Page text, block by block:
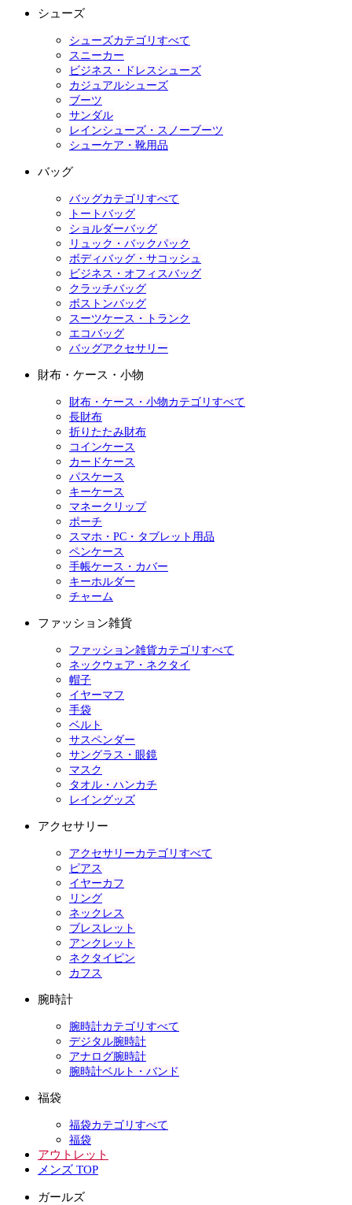
シューズ
シューズカテゴリすべて
スニーカー
ビジネス・ドレスシューズ
カジュアルシューズ
ブーツ
サンダル
レインシューズ・スノーブーツ
シューケア・靴用品
バッグ
バッグカテゴリすべて
トートバッグ
ショルダーバッグ
リュック・バックパック
ボディバッグ・サコッシュ
ビジネス・オフィスバッグ
クラッチバッグ
ボストンバッグ
スーツケース・トランク
エコバッグ
バッグアクセサリー
財布・ケース・小物
財布・ケース・小物カテゴリすべて
長財布
折りたたみ財布
コインケース
カードケース
パスケース
キーケース
マネークリップ
ポーチ
スマホ・PC・タブレット用品
ペンケース
手帳ケース・カバー
キーホルダー
チャーム
ファッション雑貨
ファッション雑貨カテゴリすべて
ネックウェア・ネクタイ
帽子
イヤーマフ
手袋
ベルト
サスペンダー
サングラス・眼鏡
マスク
タオル・ハンカチ
レイングッズ
アクセサリー
アクセサリーカテゴリすべて
ピアス
イヤーカフ
リング
ネックレス
ブレスレット
アンクレット
ネクタイピン
カフス
腕時計
腕時計カテゴリすべて
デジタル腕時計
アナログ腕時計
腕時計ベルト・バンド
福袋
福袋カテゴリすべて
福袋
アウトレット
メンズ TOP
ガールズ